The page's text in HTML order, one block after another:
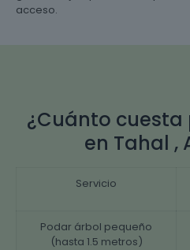
acceso.
¿Cuánto
en Tahal ,
Servicio
Podar árbol pequeño
(hasta 1.5 metros)